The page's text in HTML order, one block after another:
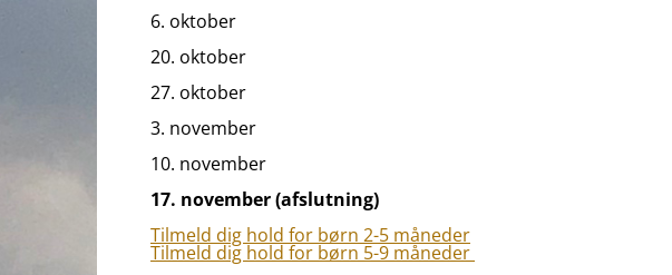
6. oktober
20. oktober
27. oktober
3. november
10. november
17. november (afslutning)
Tilmeld dig hold for børn 2-5 måneder
Tilmeld dig hold for børn 5-9 måneder